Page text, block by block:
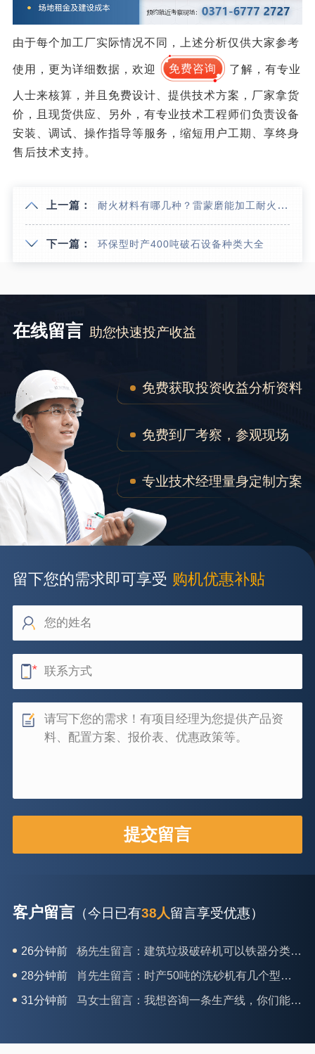
由于每个加工厂实际情况不同，上述分析仅供大家参考
使用，更为详细数据，欢迎 免费咨询 了解，有专业
人士来核算，并且免费设计、提供技术方案，厂家拿货
价，且现货供应、另外，有专业技术工程师们负责设备
安装、调试、操作指导等服务，缩短用户工期、享终身
售后技术支持。
上一篇： 耐火材料有哪几种？雷蒙磨能加工耐火材料骨料吗？
下一篇： 环保型时产400吨破石设备种类大全
在线留言 助您快速投产收益
免费获取投资收益分析资料
免费到厂考察，参观现场
专业技术经理量身定制方案
留下您的需求即可享受 购机优惠补贴
客户留言 （今日已有38人留言享受优惠）
26分钟前 杨先生留言：建筑垃圾破碎机可以铁器分类吗？
28分钟前 肖先生留言：时产50吨的洗砂机有几个型号？
31分钟前 马女士留言：我想咨询一条生产线，你们能做吗？